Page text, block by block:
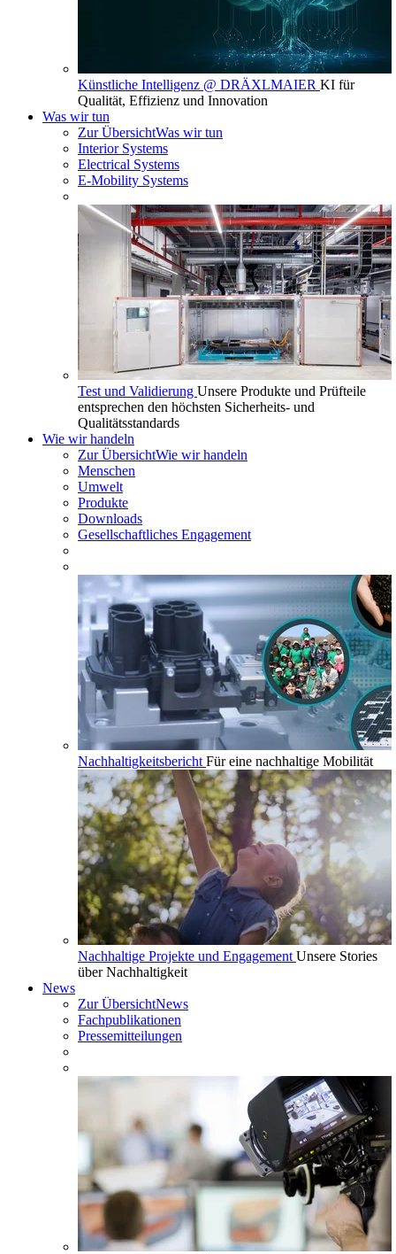
Künstliche Intelligenz @ DRÄXLMAIER KI für
Qualität, Effizienz und Innovation
Was wir tun
Zur ÜbersichtWas wir tun
Interior Systems
Electrical Systems
E-Mobility Systems
Test und Validierung Unsere Produkte und Prüfteile
entsprechen den höchsten Sicherheits- und
Qualitätsstandards
Wie wir handeln
Zur ÜbersichtWie wir handeln
Menschen
Umwelt
Produkte
Downloads
Gesellschaftliches Engagement
Nachhaltigkeitsbericht Für eine nachhaltige Mobilität
Nachhaltige Projekte und Engagement Unsere Stories
über Nachhaltigkeit
News
Zur ÜbersichtNews
Fachpublikationen
Pressemitteilungen